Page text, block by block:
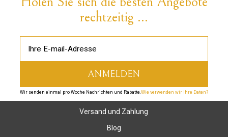
rechtzeitig ...
Wir senden einmal pro Woche Nachrichten und Rabatte.Wie verwenden wir Ihre Daten?
Versand und Zahlung
Blog